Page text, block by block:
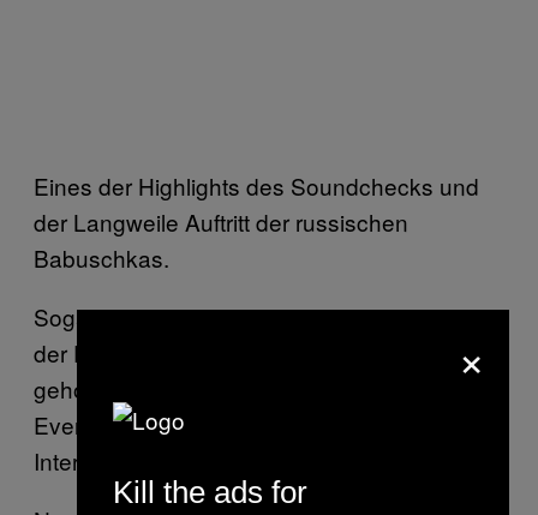
Eines der Highlights des Soundchecks und
der Langweile Auftritt der russischen
Babuschkas.
Sogar das deutsche Sound-Team, das von
der Europäischen Rundfunkunion dazu
geholt worden war, um die Technik des
Events am Laufen zu halten, schien keinerlei
Interesse an der ganzen Sache zu haben.
×
Kill the ads for